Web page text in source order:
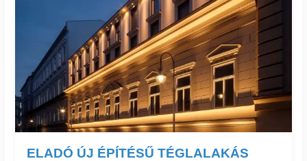
ELADÓ ÚJ ÉPÍTÉSŰ TÉGLALAKÁS